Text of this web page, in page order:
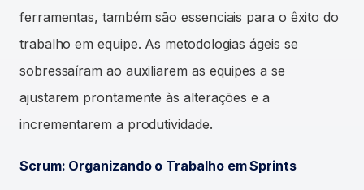
ferramentas, também são essenciais para o êxito do
trabalho em equipe. As metodologias ágeis se
sobressaíram ao auxiliarem as equipes a se
ajustarem prontamente às alterações e a
incrementarem a produtividade.
Scrum: Organizando o Trabalho em Sprints